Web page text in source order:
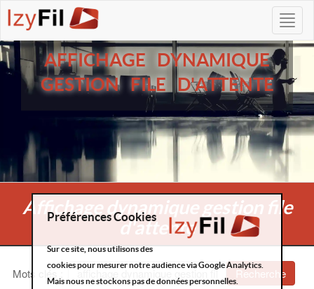
AFFICHAGE DYNAMIQUE
GESTION FILE D'ATTENTE
Affichage dynamique gestion file
d'attente
Mots clés Recherche
Préférences Cookies
Sur ce site, nous utilisons des
cookies pour mesurer notre audience via Google Analytics.
Mais nous ne stockons pas de données personnelles.